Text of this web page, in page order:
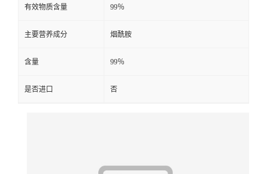
有效物质含量 99％
主要营养成分 烟酰胺
含量 99％
是否进口 否